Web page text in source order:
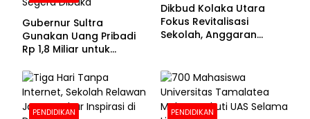
Gubernur Sultra
Gunakan Uang Pribadi
Rp 1,8 Miliar untuk
Pendaftaran Segera
Dibuka
Dikbud Kolaka Utara
Fokus Revitalisasi
Sekolah, Anggaran
PENDIDIKAN PENDIDIKAN